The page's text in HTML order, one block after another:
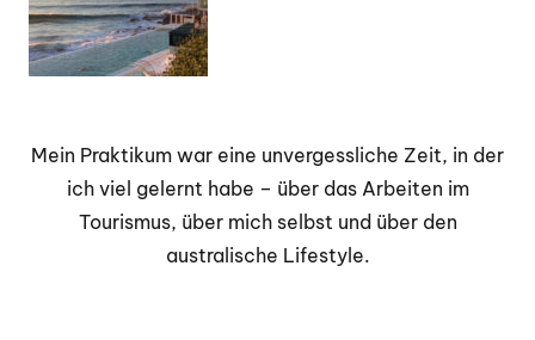
Mein Praktikum war eine unvergessliche Zeit, in der
ich viel gelernt habe – über das Arbeiten im
Tourismus, über mich selbst und über den
australische Lifestyle.